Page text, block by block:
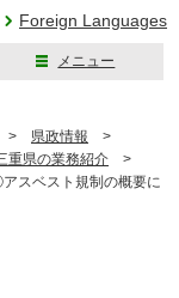
Foreign Languages
メニュー
> 県政情報 >
重県の業務紹介 >
スベスト規制の概要に